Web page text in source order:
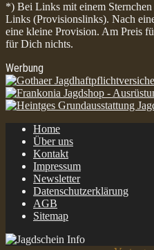
*) Bei Links mit einem
Links (Provisionslinks). Nach
eine kleine Provision. Am Preis
für Dich nichts.
Werbung
Home
Über uns
Kontakt
Impressum
Newsletter
Datenschutzerklärung
AGB
Sitemap